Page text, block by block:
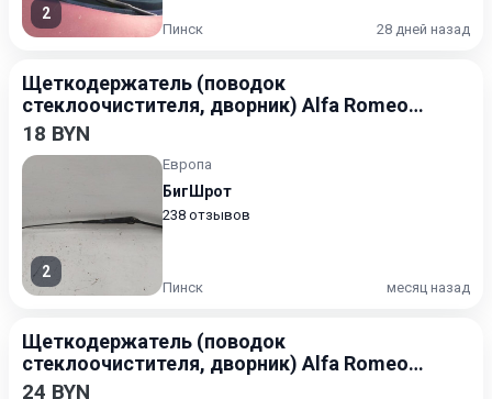
2
Пинск 28 дней назад
Щеткодержатель (поводок
стеклоочистителя, дворник) Alfa Romeo
156 1997-2002
18 BYN
2
Европа
БигШрот
238 отзывов
Пинск месяц назад
Щеткодержатель (поводок
стеклоочистителя, дворник) Alfa Romeo
156 1997-2002
24 BYN